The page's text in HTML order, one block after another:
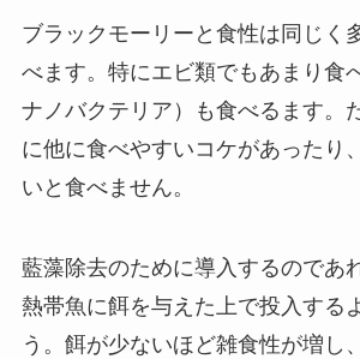
ブラックモーリーと食性は同じく
べます。特にエビ類でもあまり食
ナノバクテリア）も食べるます。
に他に食べやすいコケがあったり
いと食べません。
藍藻除去のために導入するのであ
熱帯魚に餌を与えた上で投入する
う。餌が少ないほど雑食性が増し